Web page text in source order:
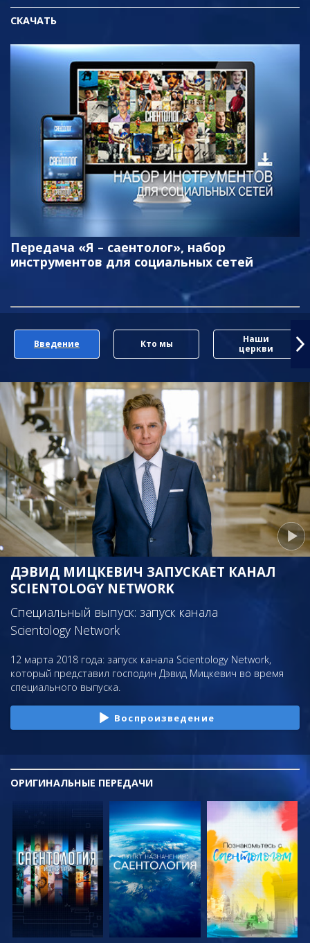
СКАЧАТЬ
Передача «Я – саентолог», набор
инструментов для социальных сетей
Введение Кто мы
Наши
церкви
ДЭВИД МИЦКЕВИЧ ЗАПУСКАЕТ КАНАЛ
SCIENTOLOGY NETWORK
Специальный выпуск: запуск канала
Scientology Network
12 марта 2018 года: запуск канала Scientology Network,
который представил господин Дэвид Мицкевич во время
специального выпуска.
Воспроизведение
ОРИГИНАЛЬНЫЕ ПЕРЕДАЧИ